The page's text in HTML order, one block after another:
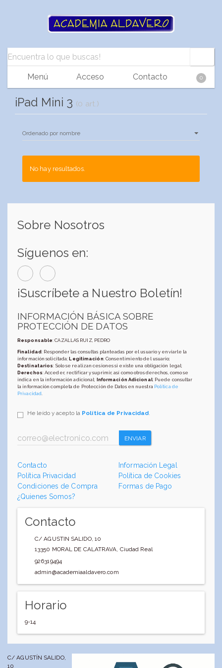
Menú Acceso Contacto 0
iPad Mini 3 (0 art.)
No hay resultados.
Sobre Nosotros
Síguenos en:
¡Suscríbete a Nuestro Boletín!
INFORMACIÓN BÁSICA SOBRE
PROTECCIÓN DE DATOS
Responsable: CAZALLAS RUIZ, PEDRO
Finalidad: Responder las consultas planteadas por el usuario y enviarle la
información solicitada;Legitimación: Consentimiento del usuario;
Destinatarios: Solo se realizan cesiones si existe una obligación legal;
Derechos: Acceder, rectificar y suprimir, así como otros derechos, como se
indica en la información adicional; Información Adicional: Puede consultar
la información completa de Protección de Datos en nuestra Política de
Privacidad
He leído y acepto la Política de Privacidad.
ENVIAR
Contacto
Información Legal
Política Privacidad
Política de Cookies
Condiciones de Compra
Formas de Pago
¿Quienes Somos?
Contacto
C/ AGUSTIN SALIDO, 10
13350 MORAL DE CALATRAVA, Ciudad Real
926319494
admin@academiaaldavero.com
Horario
9-14
C/ AGUSTÍN SALIDO,
10